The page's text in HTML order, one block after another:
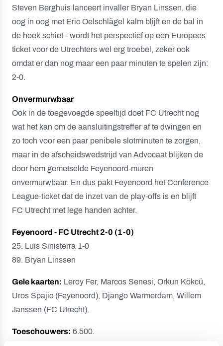
Steven Berghuis lanceert invaller Bryan Linssen, die
oog in oog met Eric Oelschlägel kalm blijft en de bal in
de hoek schiet - wordt het perspectief op een Europees
ticket voor de Utrechters wel erg troebel, zeker ook
omdat er dan nog maar een paar minuten te spelen zijn:
2-0.
Onvermurwbaar
Ook in de toegevoegde speeltijd doet FC Utrecht nog
wat het kan om de aansluitingstreffer af te dwingen en
zo toch voor een paar penibele slotminuten te zorgen,
maar in de afscheidswedstrijd van Advocaat blijken de
door hem gemetselde Feyenoord-muren
onvermurwbaar. En dus pakt Feyenoord het Conference
League-ticket dat de inzet van de play-offs is en blijft
FC Utrecht met lege handen achter.
Feyenoord - FC Utrecht 2-0 (1-0)
25. Luis Sinisterra 1-0
89. Bryan Linssen
Gele kaarten: Leroy Fer, Marcos Senesi, Orkun Kökcü,
Uros Spajic (Feyenoord), Django Warmerdam, Willem
Janssen (FC Utrecht).
Toeschouwers: 6.500.